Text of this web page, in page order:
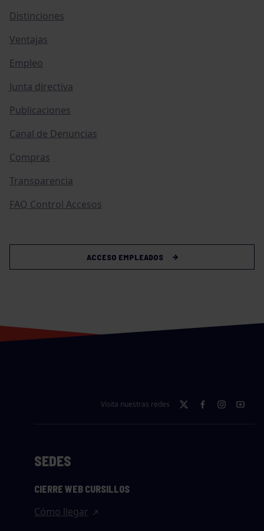
Distinciones
Ventajas
Empleo
Junta directiva
Publicaciones
Canal de Denuncias
Compras
Transparencia
FAQ Control Accesos
ACCESO EMPLEADOS
Visita nuestras redes
SEDES
CIERRE WEB CURSILLOS
Cómo llegar